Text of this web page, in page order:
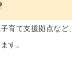
育て支援拠点な
す。